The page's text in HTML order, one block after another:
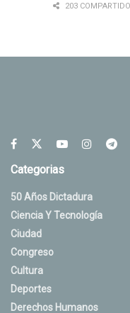
203
Categorias
50 Años Dictadura
Ciencia Y Tecnología
Ciudad
Congreso
Cultura
Deportes
Derechos Humanos